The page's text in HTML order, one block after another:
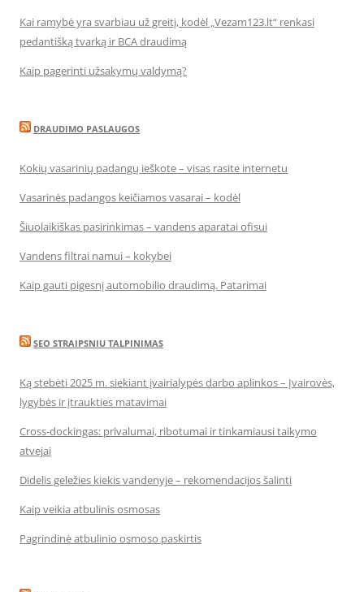
Kai ramybė yra svarbiau už greitį, kodėl „Vezam123.lt“ renkasi
pedantišką tvarką ir BCA draudimą
Kaip pagerinti užsakymų valdymą?
DRAUDIMO PASLAUGOS
Kokių vasarinių padangų ieškote – visas rasite internetu
Vasarinės padangos keičiamos vasarai – kodėl
Šiuolaikiškas pasirinkimas – vandens aparatai ofisui
Vandens filtrai namui – kokybei
Kaip gauti pigesnį automobilio draudimą. Patarimai
SEO STRAIPSNIU TALPINIMAS
Ką stebėti 2025 m. siekiant įvairialypės darbo aplinkos – Įvairovės,
lygybės ir įtraukties matavimai
Cross-dockingas: privalumai, ribotumai ir tinkamiausi taikymo
atvejai
Didelis geležies kiekis vandenyje – rekomendacijos šalinti
Kaip veikia atbulinis osmosas
Pagrindinė atbulinio osmoso paskirtis